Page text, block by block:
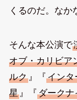
くるのだ。なか
そんな本公演で
オブ・カリビア
ルク』『インタ
星』『ダークナ